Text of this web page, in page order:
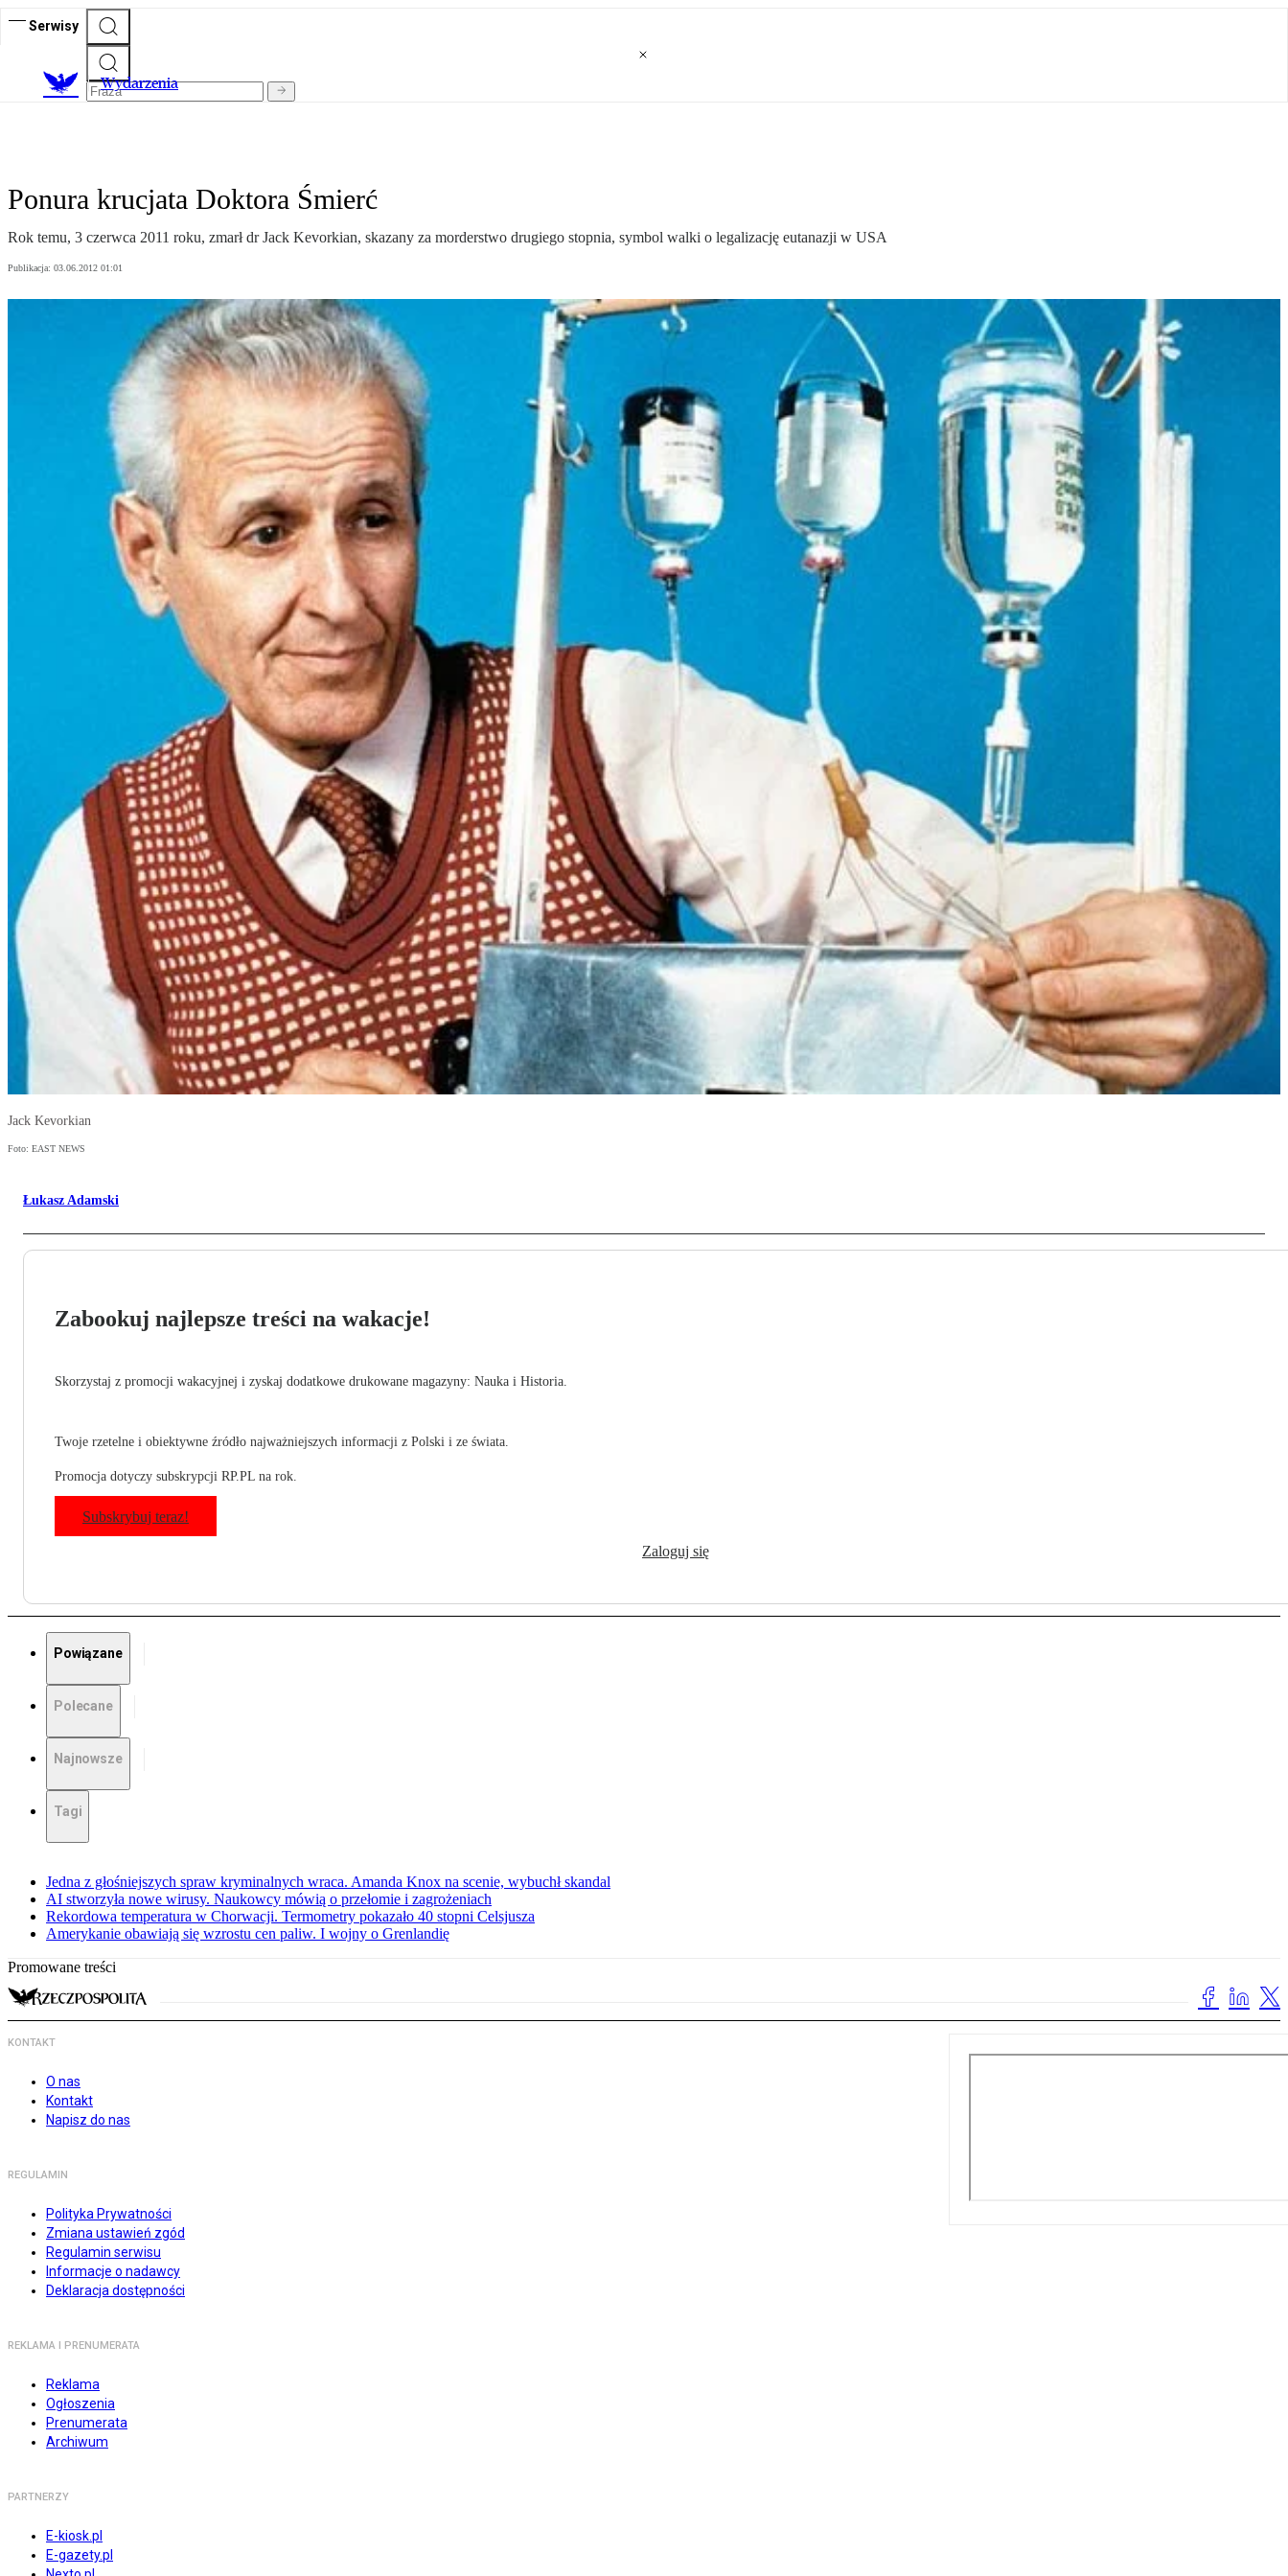
Serwisy
Wydarzenia
Ponura krucjata Doktora Śmierć
Rok temu, 3 czerwca 2011 roku, zmarł dr Jack Kevorkian, skazany za morderstwo drugiego stopnia, symbol walki o legalizację eutanazji w USA
Publikacja: 03.06.2012 01:01
Jack Kevorkian
Foto: EAST NEWS
Łukasz Adamski
Zabookuj najlepsze treści na wakacje!
Skorzystaj z promocji wakacyjnej i zyskaj dodatkowe drukowane magazyny: Nauka i Historia.
Twoje rzetelne i obiektywne źródło najważniejszych informacji z Polski i ze świata.
Promocja dotyczy subskrypcji RP.PL na rok.
Subskrybuj teraz!
Zaloguj się
Powiązane
Polecane
Najnowsze
Tagi
Jedna z głośniejszych spraw kryminalnych wraca. Amanda Knox na scenie, wybuchł skandal
AI stworzyła nowe wirusy. Naukowcy mówią o przełomie i zagrożeniach
Rekordowa temperatura w Chorwacji. Termometry pokazało 40 stopni Celsjusza
Amerykanie obawiają się wzrostu cen paliw. I wojny o Grenlandię
Promowane treści
KONTAKT
O nas
Kontakt
Napisz do nas
REGULAMIN
Polityka Prywatności
Zmiana ustawień zgód
Regulamin serwisu
Informacje o nadawcy
Deklaracja dostępności
REKLAMA I PRENUMERATA
Reklama
Ogłoszenia
Prenumerata
Archiwum
PARTNERZY
E-kiosk.pl
E-gazety.pl